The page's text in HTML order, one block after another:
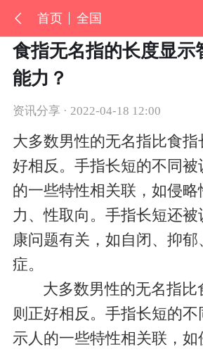
首页 全国
食指无名指的长度显示
能力？
资讯分享 · 2022-04-18 12:00
大多数男性的无名指比食指
好相反。手指长短的不同被
的一些特性相关联，如侵略
力、性取向。手指长短还
康问题有关，如自闭、抑
症。
大多数男性的无名指比
则正好相反。手指长短的不
示人的一些特性相关联，如